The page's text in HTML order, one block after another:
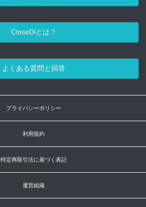
CloseDiとは？
よくある質問と回答
プライバシーポリシー
利用規約
特定商取引法に基づく表記
運営組織